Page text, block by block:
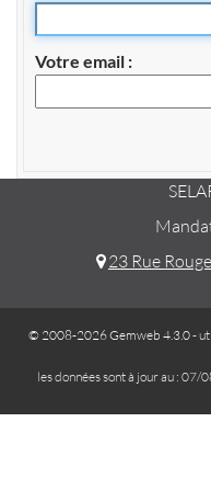
Votre email
23 Rue
© 2008-2026 Gemweb 4.3.0-
les données sont à jour au :